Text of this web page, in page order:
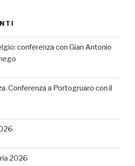
conferenza con Gian Antonio
Conferenza a Portogruaro con il
2026